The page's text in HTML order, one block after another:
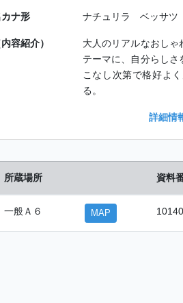
ナ形 ナチュリラ ベッサツ
容紹介）
大人のリアルなおし
テーマに、自分らし
こなし次第で格好よ
る。
詳細情
所蔵場所 資料
一般Ａ６ MAP